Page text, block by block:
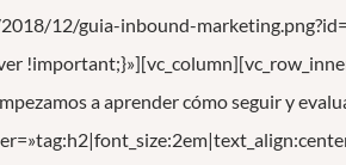
12/guia-inbound-
a aprender cómo seguir y